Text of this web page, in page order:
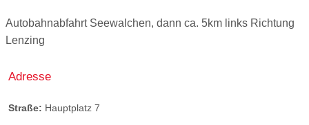
Autobahnabfahrt Seewalchen, dann ca. 5km links Richtung
Lenzing
Adresse
Straße: Hauptplatz 7